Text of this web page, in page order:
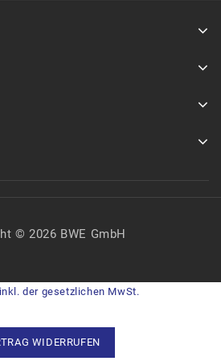
© 2026 BWE GmbH
der gesetzlichen MwSt.
WIDERRUFEN